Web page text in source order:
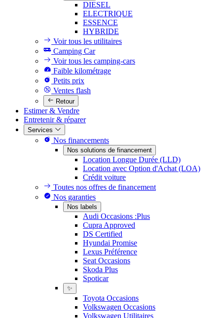
DIESEL
ELECTRIQUE
ESSENCE
HYBRIDE
Voir tous les utilitaires
Camping Car
Voir tous les camping-cars
Faible kilométrage
Petits prix
Ventes flash
Retour
Estimer & Vendre
Entretenir & réparer
Services
Nos financements
Nos solutions de financement
Location Longue Durée (LLD)
Location avec Option d'Achat (LOA)
Crédit voiture
Toutes nos offres de financement
Nos garanties
Nos labels
Audi Occasions :Plus
Cupra Approved
DS Certified
Hyundai Promise
Lexus Préférence
Seat Occasions
Skoda Plus
Spoticar
✨
Toyota Occasions
Volkswagen Occasions
Volkswagen Utilitaires